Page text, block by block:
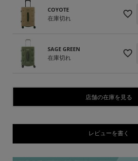
COYOTE
在庫切れ
SAGE GREEN
在庫切れ
店舗の在庫を見る
レビューを書く